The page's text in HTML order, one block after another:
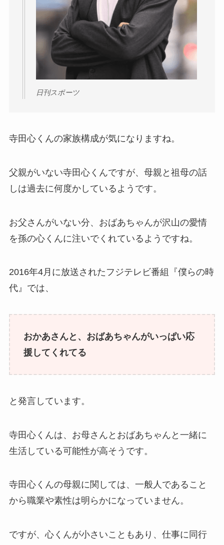
日刊スポーツ
寺田心くんの家族構成が気になりますね。
父親がいない寺田心くんですが、母親と祖母の話
しは過去に何度かしているようです。
お父さんがいない分、おばあちゃんが沢山の愛情
を孫の心くんに注いでくれているようですね。
2016年4月に放送されたフジテレビ番組『僕らの時
代』では、
おかあさんと、おばあちゃんがいっぱい応
援してくれてる
と発言しています。
寺田心くんは、お母さんとおばあちゃんと一緒に
生活している可能性が高そうです。
寺田心くんの母親に関しては、一般人であること
から職業や素性は明らかになっていません。
ですが、心くんが小さいこともあり、仕事に同行